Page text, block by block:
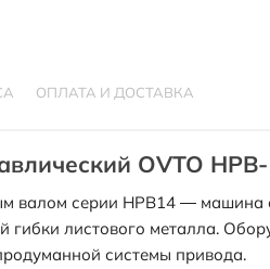
ОПЛАТА И ДОСТАВКА
OVTO
валом серии HPB14 — машина
листового металла.
системы привода.